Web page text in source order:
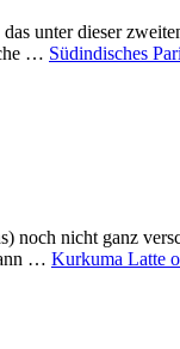
unter dieser
… Südindisches
noch nicht ganz
… Kurkuma Latte